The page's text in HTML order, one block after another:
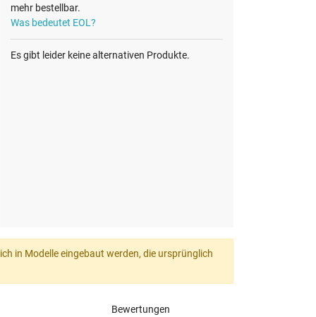
mehr bestellbar.
Was bedeutet EOL?
Es gibt leider keine alternativen Produkte.
in Modelle eingebaut werden, die ursprünglich
Bewertungen